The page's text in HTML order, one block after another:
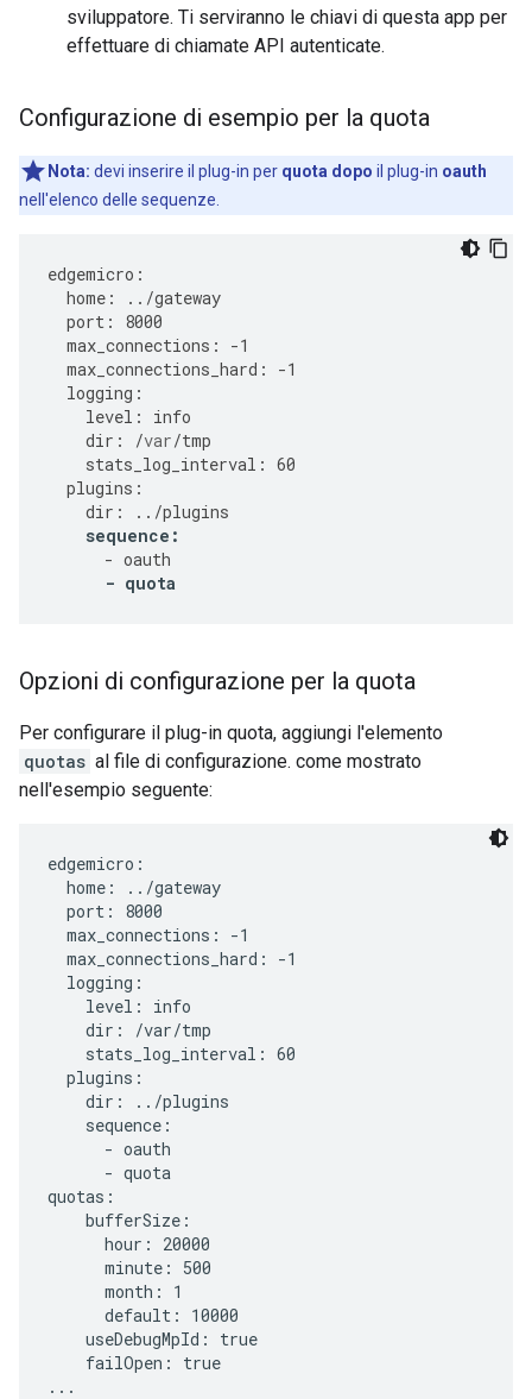
sviluppatore. Ti serviranno le chiavi di questa app per
effettuare di chiamate API autenticate.
Configurazione di esempio per la quota
Nota: devi inserire il plug-in per quota dopo il plug-in oauth
nell'elenco delle sequenze.
edgemicro :
home : ../gateway
port :
8000
max_connections : -1
max_connections_hard : -1
logging :
level :
info
dir : /var/tmp
stats_log_interval : 60
plugins :
dir : ../plugins
sequence :
- oauth
- quota
Opzioni di configurazione per la quota
Per configurare il plug-in quota, aggiungi l'elemento
quotas al file di configurazione. come mostrato
nell'esempio seguente:
edgemicro:
  home: ../gateway
  port: 8000
  max_connections: -1
  max_connections_hard: -1
  logging:
    level: info
    dir: /var/tmp
    stats_log_interval: 60
  plugins:
    dir: ../plugins
    sequence:
      - oauth
      - quota
quotas:
    bufferSize:
      hour: 20000
      minute: 500
      month: 1
      default: 10000
    useDebugMpId: true
    failOpen: true
...